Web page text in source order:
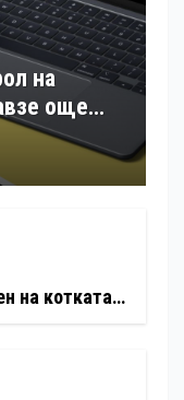
на
още
на котката